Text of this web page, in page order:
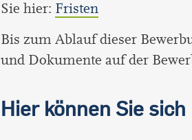
Sie hier: Fristen
Bis zum Ablauf dieser
und Dokumente auf der
Hier können Sie